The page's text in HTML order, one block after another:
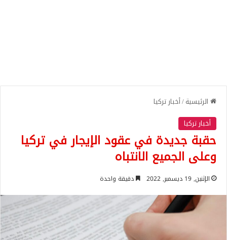
الرئيسية/أخبار تركيا
أخبار تركيا
حقبة جديدة في عقود الإيجار في تركيا
وعلى الجميع الانتباه
الإثنين, 19 ديسمبر, 2022 دقيقة واحدة